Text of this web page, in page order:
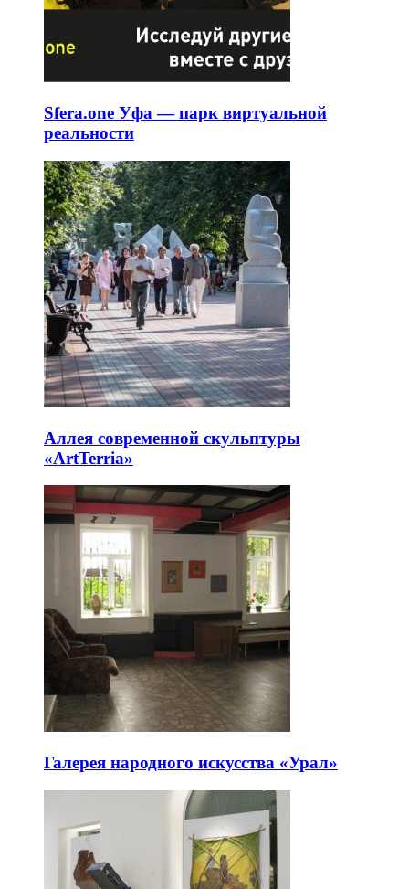
Sfera.one Уфа — парк виртуальной
реальности
Аллея современной скульптуры
«ArtTerria»
Галерея народного искусства «Урал»